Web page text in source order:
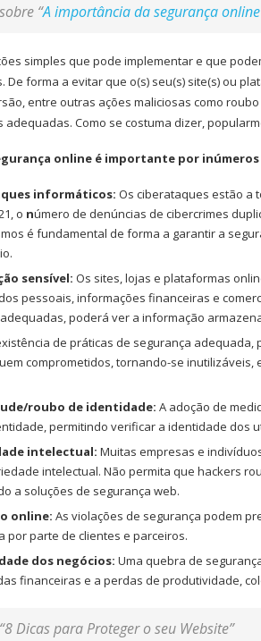
“A importância da segurança
simples que pode implementar e que
forma a evitar que o(s) seu(s) site(s) ou
entre outras ações maliciosas como
Como se costuma dizer,
online é importante por
informáticos: Os ciberataques estão a
o número de denúncias de cibercrimes
é fundamental de forma a garantir a
sensível: Os sites, lojas e plataformas
pessoais, informações financeiras e
poderá ver a informação
de práticas de segurança adequada,
comprometidos, tornando-se
roubo de identidade: A adoção de
permitindo verificar a identidade dos
intelectual: Muitas empresas e
intelectual. Não permita que hackers
a soluções de segurança web.
online: As violações de segurança podem
por parte de clientes e parceiros.
dos negócios: Uma quebra de
financeiras e a perdas de produtividade,
Dicas para Proteger o seu Website”